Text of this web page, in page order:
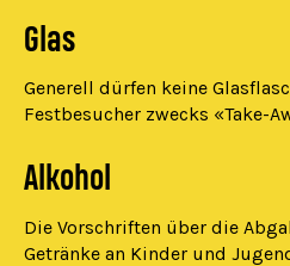
Glas
Generell dürfen keine
Festbesucher zwecks «Take-
Alkohol
Die Vorschriften über die
Getränke an Kinder und